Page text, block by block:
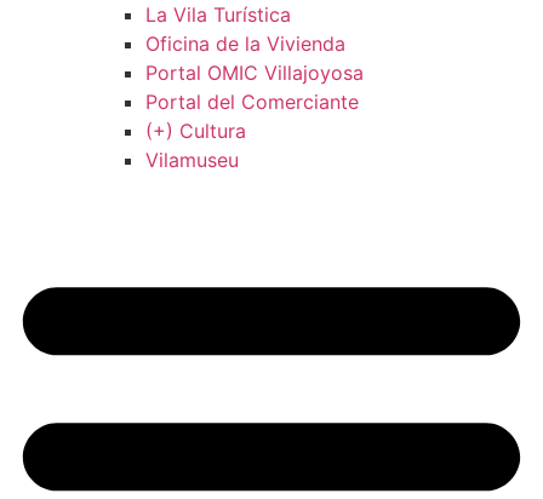
La Vila Turística
Oficina de la Vivienda
Portal OMIC Villajoyosa
Portal del Comerciante
(+) Cultura
Vilamuseu